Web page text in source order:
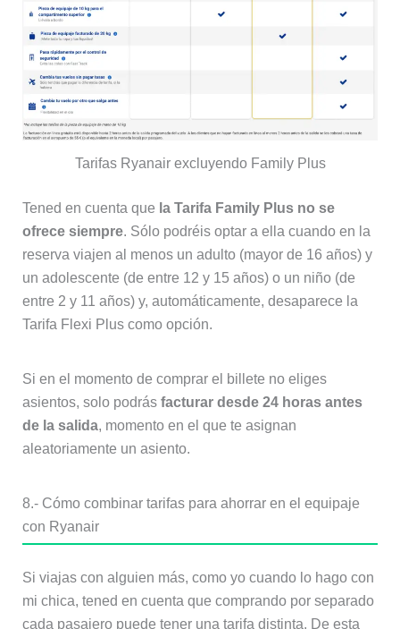
Tarifas Ryanair excluyendo Family Plus
Tened en cuenta que la Tarifa Family Plus no se
ofrece siempre. Sólo podréis optar a ella cuando en la
reserva viajen al menos un adulto (mayor de 16 años) y
un adolescente (de entre 12 y 15 años) o un niño (de
entre 2 y 11 años) y, automáticamente, desaparece la
Tarifa Flexi Plus como opción.
Si en el momento de comprar el billete no eliges
asientos, solo podrás facturar desde 24 horas antes
de la salida, momento en el que te asignan
aleatoriamente un asiento.
8.- Cómo combinar tarifas para ahorrar en el equipaje
con Ryanair
Si viajas con alguien más, como yo cuando lo hago con
mi chica, tened en cuenta que comprando por separado
cada pasajero puede tener una tarifa distinta. De esta